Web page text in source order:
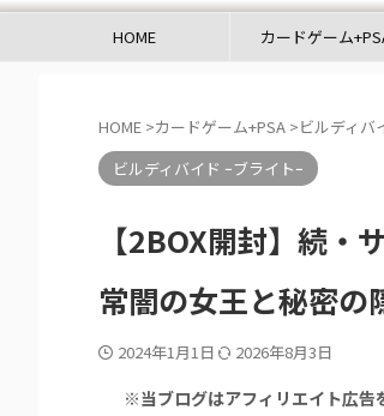
HOME カードゲーム
HOME >カードゲーム+PSA >ビルディバ
ビルディバイド ｰブライトｰ
【2BOX開封】続
常闇の女王と秘密の
2024年1月1日 2026年8月3日
※当ブログはアフィリエイト広告